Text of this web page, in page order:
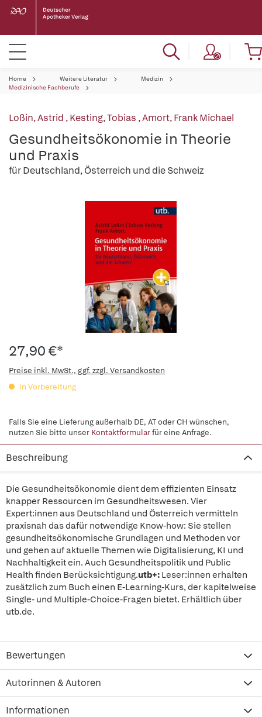
Home Weitere Literatur
Medizin
Medizinische Fachberufe
Loßin, Astrid ,Kesting, Tobias ,Amort, Frank Michael
Gesundheitsökonomie in Theorie
und Praxis
für Deutschland, Österreich und die Schweiz
27,90 €*
Preise inkl. MwSt., ggf. zzgl. Versandkosten
in Vorbereitung
Falls Sie eine Lieferung außerhalb DE, AT oder CH wünschen,
nutzen Sie bitte unser Kontaktformularfür eine Anfrage.
Beschreibung
Die Gesundheitsökonomie dient dem effizienten Einsatz
knapper Ressourcen im Gesundheitswesen. Vier
Expert:innen aus Deutschland und Österreich vermitteln
praxisnah das dafür notwendige Know-how: Sie stellen
gesundheitsökonomische Grundlagen und Methoden vor
und gehen auf aktuelle Themen wie Digitalisierung, KI und
Nachhaltigkeit ein. Auch Gesundheitspolitik und Public
Health finden Berücksichtigung.utb+: Leser:innen erhalten
zusätzlich zum Buch einen E-Learning-Kurs, der kapitelweise
Single- und Multiple-Choice-Fragen bietet. Erhältlich über
utb.de.
Bewertungen
Autorinnen & Autoren
Informationen